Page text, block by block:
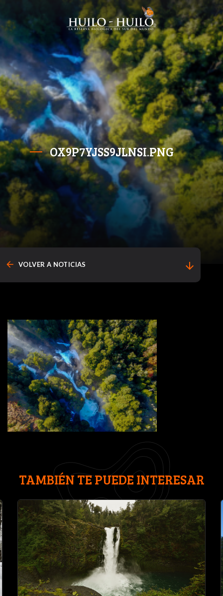
OX9P7YJSS9JLNSI.PNG
arrow_back VOLVER A NOTICIAS arrow_downward
TAMBIÉN TE PUEDE INTERESAR